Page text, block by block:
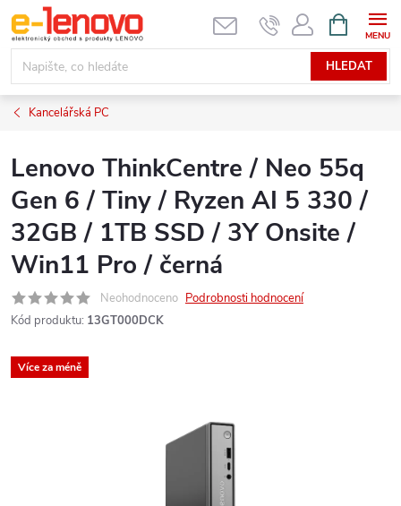
Přejít
na
obsah
HLEDAT
NÁKUPNÍ
KOŠÍK
Kancelářská PC
Lenovo ThinkCentre / Neo 55q
Gen 6 / Tiny / Ryzen AI 5 330 /
32GB / 1TB SSD / 3Y Onsite /
Win11 Pro / černá
Neohodnoceno Podrobnosti hodnocení
Kód produktu: 13GT000DCK
Více za méně